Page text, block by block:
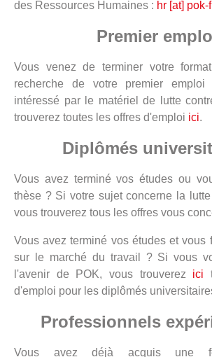
des Ressources Humaines : hr [at]
Premier
Vous venez de terminer votre
recherche de votre premier
intéressé par le matériel de lutte
trouverez toutes les offres d'emploi ici.
Diplômés
Vous avez terminé vos études ou
thèse ? Si votre sujet concerne la
vous trouverez tous les offres vous
Vous avez terminé vos études et vous
sur le marché du travail ? Si vous
l'avenir de POK, vous trouverez ici
d'emploi pour les diplômés
Professionnels
Vous avez déjà acquis une